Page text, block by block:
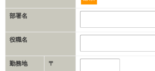
部署名
役職名
勤務地 〒